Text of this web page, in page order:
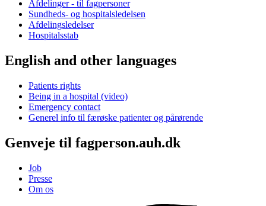
Afdelinger - til fagpersoner
Sundheds- og hospitalsledelsen
Afdelingsledelser
Hospitalsstab
English and other languages
Patients rights
Being in a hospital (video)
Emergency contact
Generel info til færøske patienter og pårørende
Genveje til fagperson.auh.dk
Job
Presse
Om os